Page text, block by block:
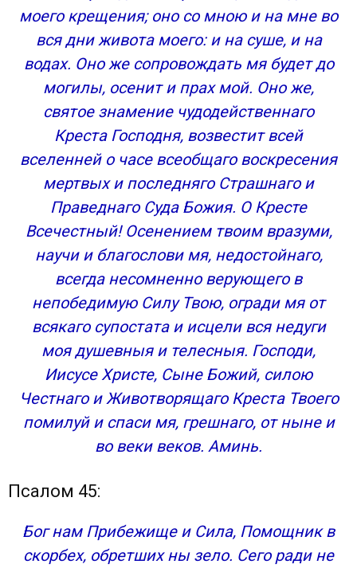
моего крещения; оно со мною и на мне во
вся дни живота моего: и на суше, и на
водах. Оно же сопровождать мя будет до
могилы, осенит и прах мой. Оно же,
святое знамение чудодейственнаго
Креста Господня, возвестит всей
вселенней о часе всеобщаго воскресения
мертвых и последняго Страшнаго и
Праведнаго Суда Божия. О Кресте
Всечестный! Осенением твоим вразуми,
научи и благослови мя, недостойнаго,
всегда несомненно верующего в
непобедимую Силу Твою, огради мя от
всякаго супостата и исцели вся недуги
моя душевныя и телесныя. Господи,
Иисусе Христе, Сыне Божий, силою
Честнаго и Животворящаго Креста Твоего
помилуй и спаси мя, грешнаго, от ныне и
во веки веков. Аминь.
Псалом 45:
Бог нам Прибежище и Сила, Помощник в
скорбех, обретших ны зело. Сего ради не